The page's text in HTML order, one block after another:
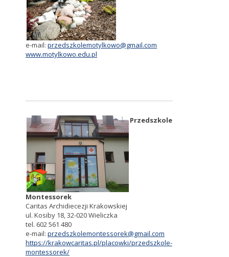
e-mail: przedszkolemotylkowo@gmail.com
www.motylkowo.edu.pl
Przedszkole
Montessorek
Caritas Archidiecezji Krakowskiej
ul. Kosiby 18, 32-020 Wieliczka
tel. 602 561 480
e-mail: przedszkolemontessorek@gmail.com
https://krakowcaritas.pl/placowki/przedszkole-
montessorek/